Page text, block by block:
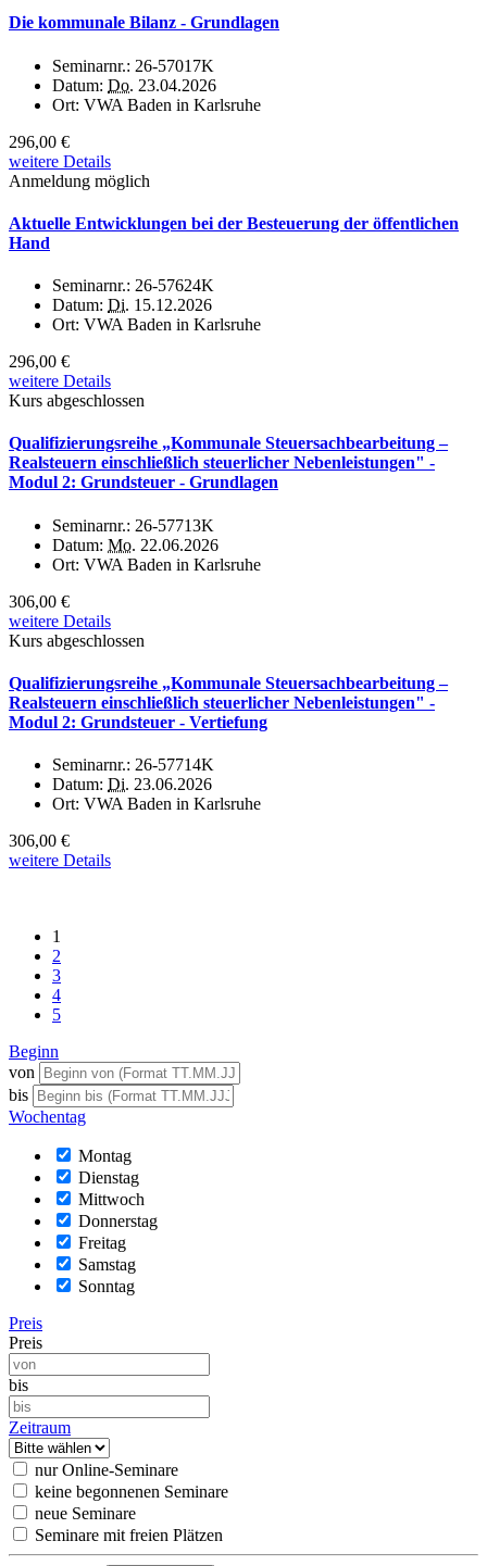
Die kommunale Bilanz - Grundlagen
Seminarnr.: 26-57017K
Datum: Do. 23.04.2026
Ort: VWA Baden in Karlsruhe
296,00 €
weitere Details
Anmeldung möglich
Aktuelle Entwicklungen bei der Besteuerung der öffentlichen
Hand
Seminarnr.: 26-57624K
Datum: Di. 15.12.2026
Ort: VWA Baden in Karlsruhe
296,00 €
weitere Details
Kurs abgeschlossen
Qualifizierungsreihe „Kommunale Steuersachbearbeitung –
Realsteuern einschließlich steuerlicher Nebenleistungen" -
Modul 2: Grundsteuer - Grundlagen
Seminarnr.: 26-57713K
Datum: Mo. 22.06.2026
Ort: VWA Baden in Karlsruhe
306,00 €
weitere Details
Kurs abgeschlossen
Qualifizierungsreihe „Kommunale Steuersachbearbeitung –
Realsteuern einschließlich steuerlicher Nebenleistungen" -
Modul 2: Grundsteuer - Vertiefung
Seminarnr.: 26-57714K
Datum: Di. 23.06.2026
Ort: VWA Baden in Karlsruhe
306,00 €
weitere Details
1
2
3
4
5
Beginn
von
bis
Wochentag
Montag
Dienstag
Mittwoch
Donnerstag
Freitag
Samstag
Sonntag
Preis
Preis
bis
Zeitraum
nur Online-Seminare
keine begonnenen Seminare
neue Seminare
Seminare mit freien Plätzen